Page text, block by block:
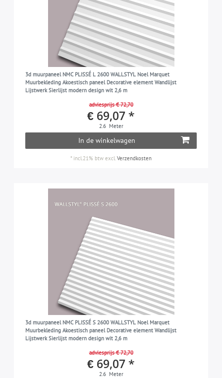
3d muurpaneel NMC PLISSÉ L 2600 WALLSTYL Noel Marquet
Muurbekleding Akoestisch paneel Decorative element Wandlijst
Lijstwerk Sierlijst modern design wit 2,6 m
adviesprijs € 72,70
€ 69,07 *
2.6 Meter
In de winkelwagen
* incl.21% btw excl.Verzendkosten
3d muurpaneel NMC PLISSÉ S 2600 WALLSTYL Noel Marquet
Muurbekleding Akoestisch paneel Decorative element Wandlijst
Lijstwerk Sierlijst modern design wit 2,6 m
adviesprijs € 72,70
€ 69,07 *
2.6 Meter